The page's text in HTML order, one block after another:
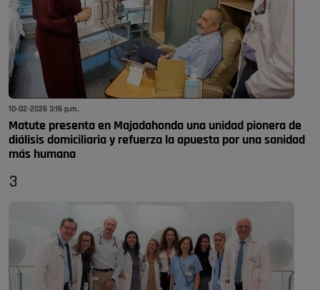
10-02-2026 3:16 p.m.
Matute presenta en Majadahonda una unidad pionera de
diálisis domiciliaria y refuerza la apuesta por una sanidad
más humana
3